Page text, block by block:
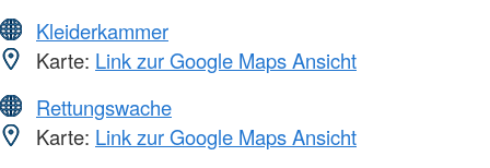
Kleiderkammer
Karte: Link zur Google Maps Ansicht
Rettungswache
Karte: Link zur Google Maps Ansicht